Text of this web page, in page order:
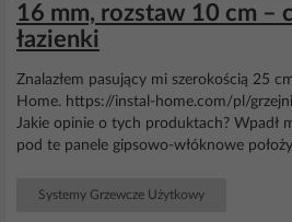
16 mm, rozstaw 10 cm –
łazienki
Znalazłem pasujący mi szerokością 25
Home. https://instal-home.com/pl/
Jakie opinie o tych produktach? Wpadł
pod te panele gipsowo-włóknowe
Systemy Grzewcze Użytkowy